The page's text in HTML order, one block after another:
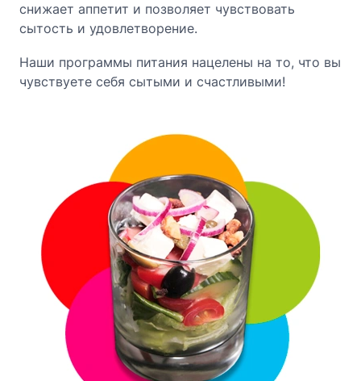
снижает аппетит и позволяет чувствовать
сытость и удовлетворение.
Наши программы питания нацелены на то, что вы
чувствуете себя сытыми и счастливыми!